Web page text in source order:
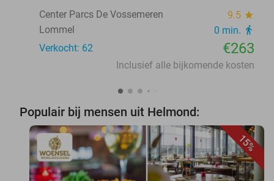
Center Parcs De Vossemeren
9.5 star
Lommel 0 min. directions_walk
Verkocht: 62 €263
Inclusief alle bijkomende kosten
Populair bij mensen uit Helmond:
15%